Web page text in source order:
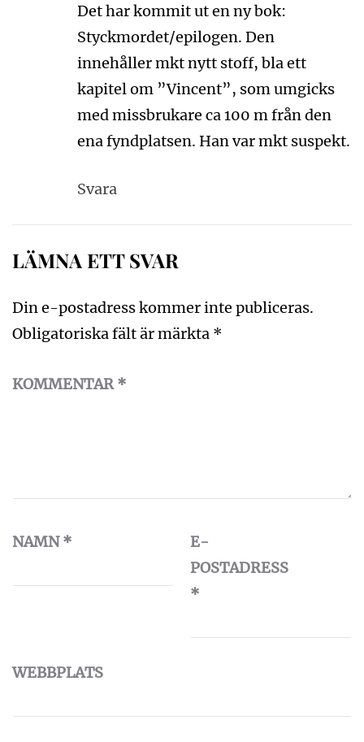
Det har kommit ut en ny bok:
Styckmordet/epilogen. Den
innehåller mkt nytt stoff, bla ett
kapitel om ”Vincent”, som umgicks
med missbrukare ca 100 m från den
ena fyndplatsen. Han var mkt suspekt.
Svara
LÄMNA ETT SVAR
Din e-postadress kommer inte publiceras.
Obligatoriska fält är märkta *
KOMMENTAR*
NAMN*
E-
POSTADRESS
*
WEBBPLATS